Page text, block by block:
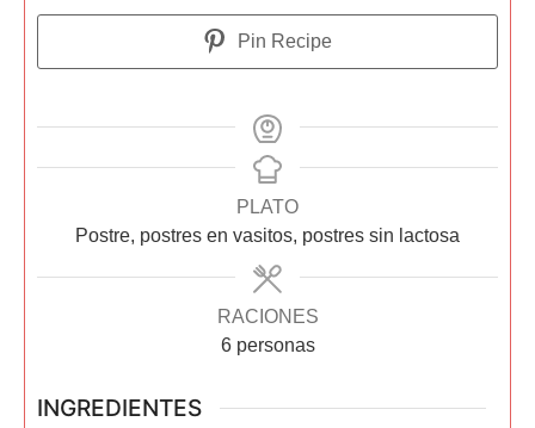
Pin Recipe
PLATO
Postre, postres en vasitos, postres sin lactosa
RACIONES
6 personas
INGREDIENTES